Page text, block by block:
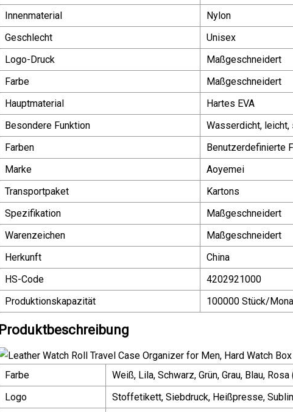
Innenmaterial
Nylon
Geschlecht
Unisex
Logo-Druck
Maßgeschneidert
Farbe
Maßgeschneidert
Hauptmaterial
Hartes EVA
Besondere Funktion
Wasserdicht,
Farben
Benutzerdefinierte
Marke
Aoyemei
Transportpaket
Kartons
Spezifikation
Maßgeschneidert
Warenzeichen
Maßgeschneidert
Herkunft
China
HS-Code
4202921000
Produktionskapazität
100000 Stück/
Produktbeschreibung
Farbe
Weiß, Lila, Schwarz, Grün, Grau, Blau,
Logo
Stoffetikett, Siebdruck, Heißpresse,